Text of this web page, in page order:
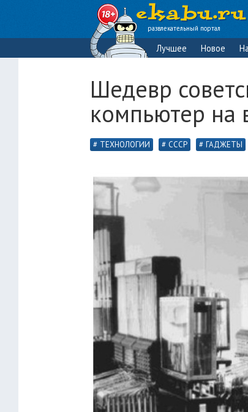
развлекательный портал
Лучшее Новое
Шедевр
компьютер на
ТЕХНОЛОГИИ СССР ГАДЖЕТЫ